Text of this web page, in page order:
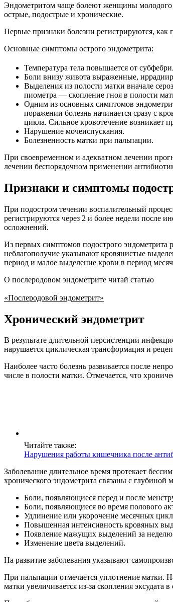
Эндометритом чаще болеют женщины молодого
острые, подострые и хронические.
Первые признаки болезни регистрируются,
Основные симптомы острого эндометрита:
Температура тела повышается от
Боли внизу живота выраженные,
Выделения из полости матки вначале
пиометра — скопление гноя в полости
Одним из основных симптомов
поражении болезнь начинается сразу с
цикла. Сильное кровотечение возникает
Нарушение мочеиспускания.
Болезненность матки при пальпации.
При своевременном и адекватном лечении
лечении беспорядочном применении
Признаки и симптомы
При подостром течении воспалительный
регистрируются через 2 и более недели после
осложнений.
Из первых симптомов подострого эндометрита
неблагополучие указывают кровянистые
период и малое выделение крови в период
О послеродовом эндометрите читай статью
«Послеродовой эндометрит»
Хронический эндометрит
В результате длительной персистенции
нарушается циклическая трансформация и
Наиболее часто болезнь развивается после
числе в полости матки. Отмечается, что
Читайте также:
Нарушения работы кишечника после
Заболевание длительное время протекает
хронического эндометрита связаны с
Боли, появляющиеся перед и после
Боли, появляющиеся во время полового
Удлинение или укорочение месячных
Повышенная интенсивность кровяных
Появление мажущих выделений за
Изменение цвета выделений.
На развитие заболевания указывают
При пальпации отмечается уплотнение матки.
матки увеличивается из-за скопления эксудата в